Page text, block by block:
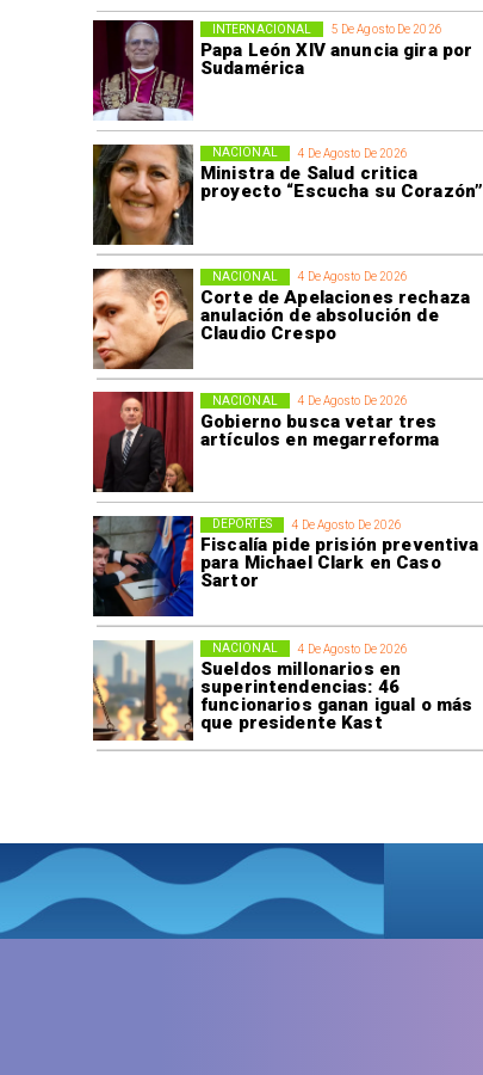
5 De Agosto De 2026
Papa León XIV anuncia gira por
Sudamérica
INTERNACIONAL
4 De Agosto De 2026
Ministra de Salud critica
proyecto “Escucha su Corazón”
NACIONAL
4 De Agosto De 2026
Corte de Apelaciones rechaza
anulación de absolución de
Claudio Crespo
NACIONAL
4 De Agosto De 2026
Gobierno busca vetar tres
artículos en megarreforma
NACIONAL
4 De Agosto De 2026
Fiscalía pide prisión preventiva
para Michael Clark en Caso
Sartor
DEPORTES
4 De Agosto De 2026
Sueldos millonarios en
superintendencias: 46
funcionarios ganan igual o más
que presidente Kast
NACIONAL